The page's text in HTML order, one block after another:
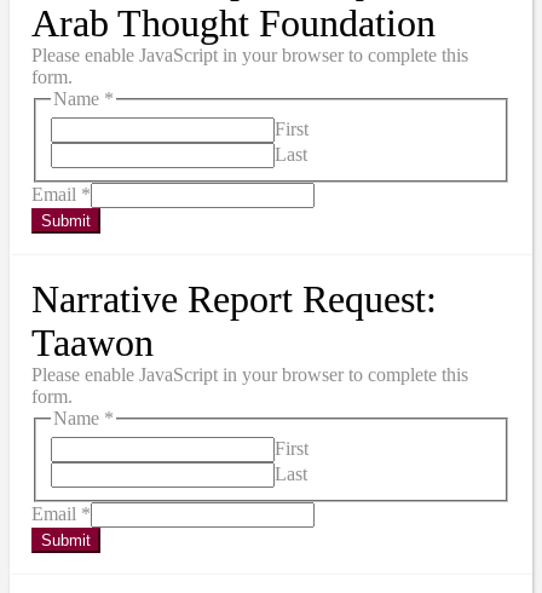
Arab Thought Foundation
Please enable JavaScript in your browser to complete this
form.
Name *
First
Last
Email *
Submit
Narrative Report Request:
Taawon
Please enable JavaScript in your browser to complete this
form.
Name *
First
Last
Email *
Submit